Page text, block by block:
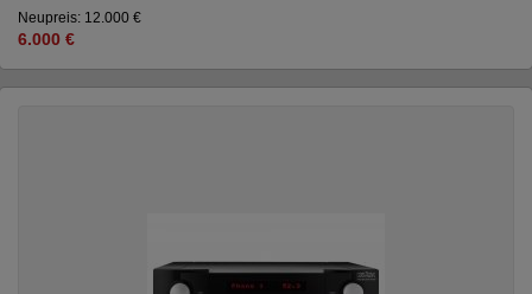
Neupreis: 12.000 €
6.000 €